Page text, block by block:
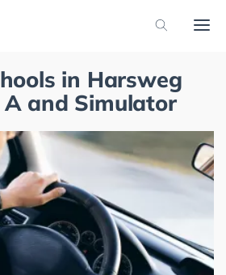
in Harsweg
and Simulator